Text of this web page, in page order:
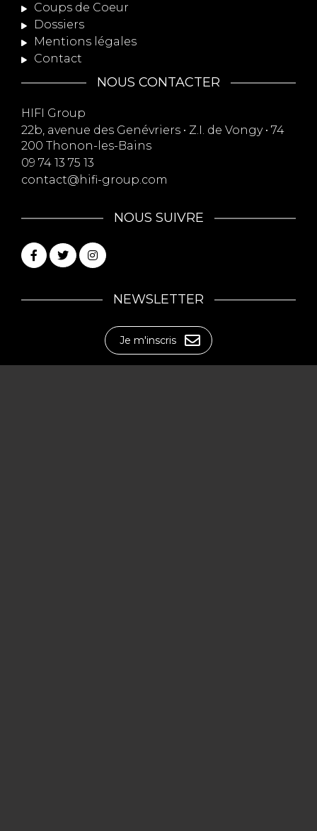
Coups de Coeur
Dossiers
Mentions légales
Contact
NOUS CONTACTER
HIFI Group
22b, avenue des Genévriers • Z.I. de Vongy • 74
200 Thonon-les-Bains
09 74 13 75 13
contact@hifi-group.com
NOUS SUIVRE
NEWSLETTER
Je m'inscris